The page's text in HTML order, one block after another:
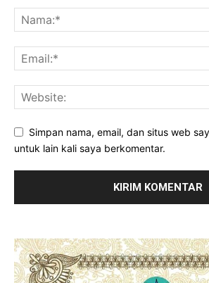
Simpan nama, email, dan situs web
untuk lain kali saya berkomentar.